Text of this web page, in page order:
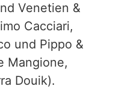
Venetien &
Cacciari,
und Pippo &
Mangione,
Douik).